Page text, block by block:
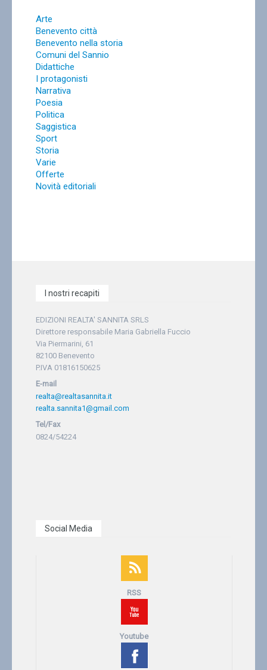
Arte
Benevento città
Benevento nella storia
Comuni del Sannio
Didattiche
I protagonisti
Narrativa
Poesia
Politica
Saggistica
Sport
Storia
Varie
Offerte
Novità editoriali
I nostri recapiti
EDIZIONI REALTA' SANNITA SRLS
Direttore responsabile Maria Gabriella Fuccio
Via Piermarini, 61
82100 Benevento
P.IVA 01816150625
E-mail
realta@realtasannita.it
realta.sannita1@gmail.com
Tel/Fax
0824/54224
Social Media
RSS
Youtube